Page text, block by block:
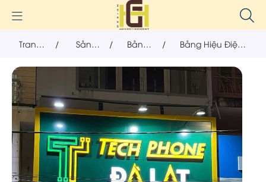
Trang
chủ
/
Sản
phẩm
/
Bảng
hiệu
/
Bảng Hiệu Điện
Thoại